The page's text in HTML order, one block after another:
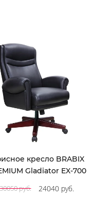
кресло BRABIX
Gladiator EX-700
руб.
24040 руб.